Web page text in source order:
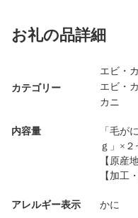
お礼の品詳細
カテゴリー
エビ・
エビ・
カニ
内容量
「毛が
ｇ」×２
【原産
【加工
アレルギー表示 かに